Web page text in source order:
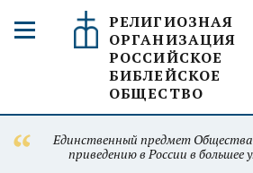
РЕЛИГИОЗНАЯ
ОРГАНИЗАЦИЯ
РОССИЙСКОЕ
БИБЛЕЙСКОЕ
ОБЩЕСТВО
Единственный предмет Общества
приведению в России в большее